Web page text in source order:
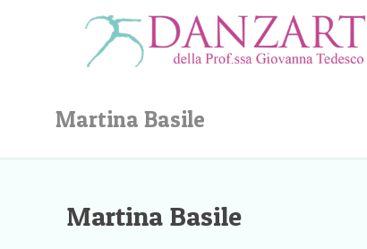
Martina Basile
Martina Basile